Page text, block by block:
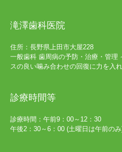
滝澤歯科医院
住所：長野県上田市大屋228
一般歯科 歯周病の予防・治療・管理
スの良い噛み合わせの回復に力を入れ
診療時間等
診療時間：午前9：00～12：30
午後2：30～6：00 (土曜日は午前の